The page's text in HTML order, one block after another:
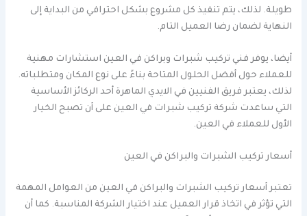
طويلة. لذلك، يتم تنفيذ كل مشروع بشكل احترافي من البداية إلى
النهاية لضمان رضا العميل التام.
أيضا، يوفر فني تركيب شبرات وبراكن في العين استشارات مهنية
للعملاء حول أفضل الحلول المتاحة بناءً على نوع المكان ومتطلباته.
لذلك، يعتبر فريق الفنيين في الايدي الماهرة أحد الركائز الأساسية
التي ساعدت شركة تركيب شبرات في العين على أن تصبح الخيار
الأول للعملاء في العين.
أسعار تركيب الشبرات والبراكن في العين
تعتبر أسعار تركيب الشبرات والبراكن في العين من العوامل المهمة
التي تؤثر في اتخاذ قرار العميل عند اختيار الشركة المناسبة. كما أن